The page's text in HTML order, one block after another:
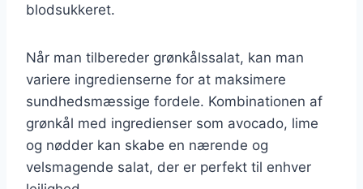
blodsukkeret.
Når man tilbereder grønkålssalat, kan man
variere ingredienserne for at maksimere
sundhedsmæssige fordele. Kombinationen af
grønkål med ingredienser som avocado, lime
og nødder kan skabe en nærende og
velsmagende salat, der er perfekt til enhver